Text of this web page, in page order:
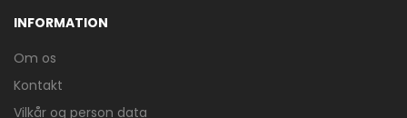
INFORMATION
Om os
Kontakt
Vilkår og person data